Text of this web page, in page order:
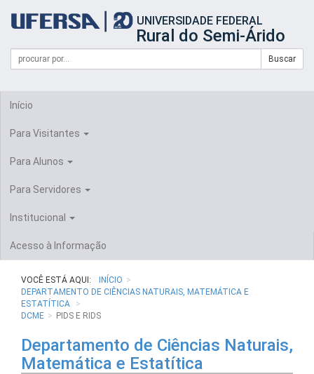
portal
UFERSA
UNIVERSIDADE FEDERAL
Rural do Semi-Árido
Formulário
Busca
Campo
de
Buscar
Início
Para Visitantes
Para Alunos
Para Servidores
Institucional
Acesso à Informação
VOCÊ ESTÁ AQUI:
INÍCIO
DEPARTAMENTO DE CIÊNCIAS NATURAIS, MATEMÁTICA E
ESTATÍTICA
DCME
PIDS E RIDS
Departamento de Ciências Naturais,
Matemática e Estatítica